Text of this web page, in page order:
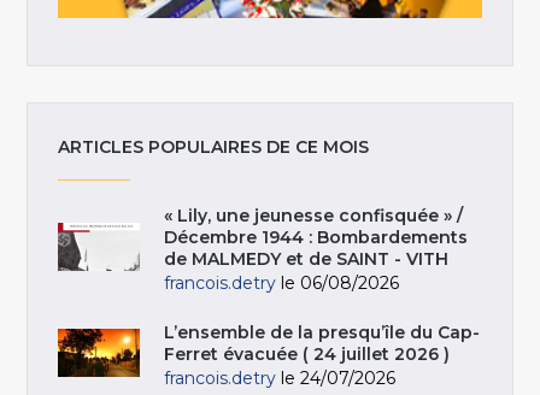
ARTICLES POPULAIRES DE CE MOIS
« Lily, une jeunesse confisquée » /
Décembre 1944 : Bombardements
de MALMEDY et de SAINT - VITH
francois.detry le 06/08/2026
L’ensemble de la presqu’île du Cap-
Ferret évacuée ( 24 juillet 2026 )
francois.detry le 24/07/2026